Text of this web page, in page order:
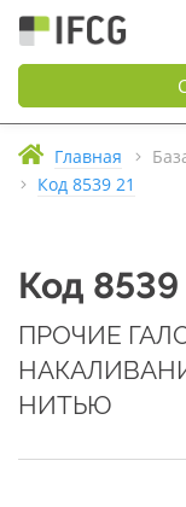
Главная
Код 8539 21
Код 8539
ПРОЧИЕ
НИТЬЮ